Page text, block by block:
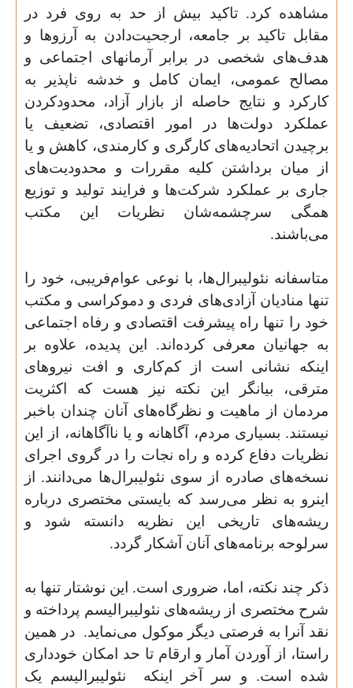
مشاهده کرد. تاکید بیش از حد به روی فرد در
مقابل تاکید بر جامعه، ارجحیت‌دادن به آرزوها و
هدف‌های شخصی در برابر آرمانهای اجتماعی و
مصالح عمومی، ایمان کامل و خدشه ناپذیر به
کارکرد و نتایج حاصله از بازار آزاد، محدودکردن
عملکرد دولت‌‌ها در امور اقتصادی، تضعیف یا
برچیدن اتحادیه‌های کارگری و کارمندی، کاهش و یا
از میان برداشتن کلیه مقررات و محدودیت‌های
جاری بر عملکرد شرکت‌ها و فرایند تولید و توزیع
همگی سرچشمه‌شان نظریات این مکتب
می‌باشند.
متاسفانه نئولیبرال‌ها، با نوعی عوام‌فریبی، خود را
تنها منادیان آزادی‌های فردی و دموکراسی و مکتب
خود را تنها راه پیشرفت اقتصادی و رفاه اجتماعی
به جهانیان معرفی کرده‌اند. این پدیده‌، علاوه بر
اینکه نشانی است از کم‌کاری و افت نیروهای
مترقی، بیانگر این نکته نیز هست که اکثریت
مردمان از ماهیت و نظرگاه‌‌های آنان چندان باخبر
نیستند. بسیاری مردم، آگاهانه و یا نا‌‌‌‌‌‌‌‌‌‌‌آگاهانه، از این
نظریات دفاع کرده و راه نجات را در گروی اجرای
نسخه‌های صادره از سوی نئولیبرال‌ها می‌دانند. از
اینرو به نظر می‌رسد که بایستی مختصری درباره
ریشه‌های تاریخی این نظریه‌ دانسته شود و
سرلوحه برنامه‌های آنان آشکار گردد.
ذکر چند نکته، اما، ضروری است. این نوشتار تنها به
شرح مختصری از ریشه‌های نئولیبرالیسم پرداخته و
نقد آنرا به فرصتی دیگر موکول می‌نماید. در همین
راستا، از آوردن آمار و ارقام تا حد امکان خودداری
شده است. و سر آخر اینکه ‌ نئولیبرالیسم یک